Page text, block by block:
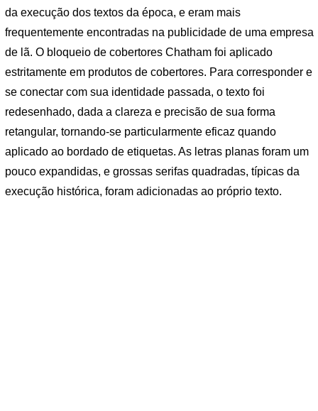
da execução dos textos da época, e eram mais
frequentemente encontradas na publicidade de uma empresa
de lã. O bloqueio de cobertores Chatham foi aplicado
estritamente em produtos de cobertores. Para corresponder e
se conectar com sua identidade passada, o texto foi
redesenhado, dada a clareza e precisão de sua forma
retangular, tornando-se particularmente eficaz quando
aplicado ao bordado de etiquetas. As letras planas foram um
pouco expandidas, e grossas serifas quadradas, típicas da
execução histórica, foram adicionadas ao próprio texto.